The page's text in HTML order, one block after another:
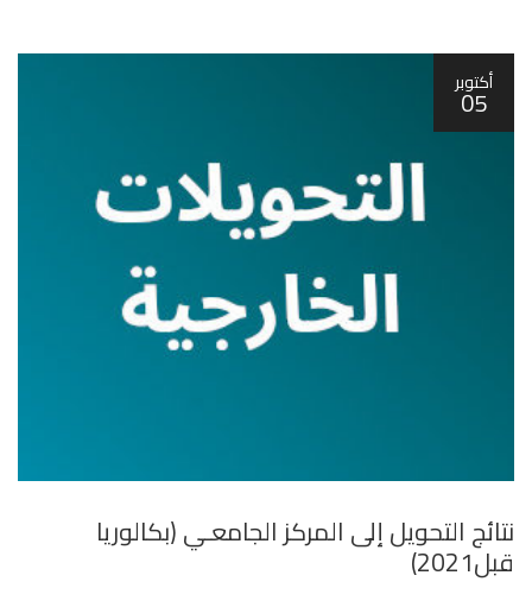
أكتوبر
05
نتائج التحويل إلى المركز الجامعـي (بكالوريا
قبل2021)